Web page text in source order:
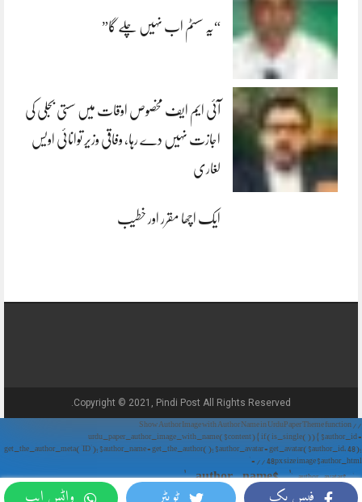
فیس بک ٹویٹر واٹس ایپ
“یہ سسٹم اب نہیں چلے گا”
آئی ایم ایف مخصوص اوقات میں سستی بجلی کی
اجازت نہیں دے رہا، وفاقی وزیر توانائی اویس
لغاری
ایک اچھا مقرر اور خطیب
Copyright © 2021, Pindi Post All Rights Reserved.
// Show Author Image with Author Name in UrduPaper Theme function
urdu_paper_author_image_with_name($content) { if (is_single()) { $author_id =
get_the_author_meta('ID'); $author_name = get_the_author(); $author_avatar = get_avatar($author_id, 48);
// 48px size image $author_html = '
' . $author_avatar . '
' . $author_name . '
'; return $author_html . $content; } return $content; } add_filter('the_content',